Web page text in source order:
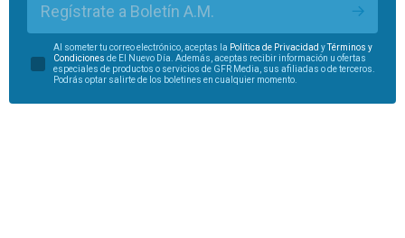
Regístrate a Boletín A.M.
Al someter tu correo electrónico, aceptas la Política de Privacidad yTérminos y
Condiciones de El Nuevo Día. Además, aceptas recibir información u ofertas
especiales de productos o servicios de GFR Media, sus afiliadas o de terceros.
Podrás optar salirte de los boletines en cualquier momento.